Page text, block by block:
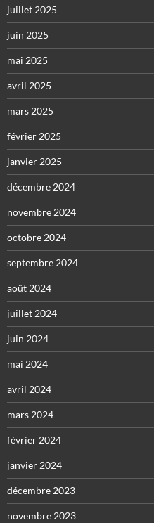
juillet 2025
juin 2025
mai 2025
avril 2025
mars 2025
février 2025
janvier 2025
décembre 2024
novembre 2024
octobre 2024
septembre 2024
août 2024
juillet 2024
juin 2024
mai 2024
avril 2024
mars 2024
février 2024
janvier 2024
décembre 2023
novembre 2023